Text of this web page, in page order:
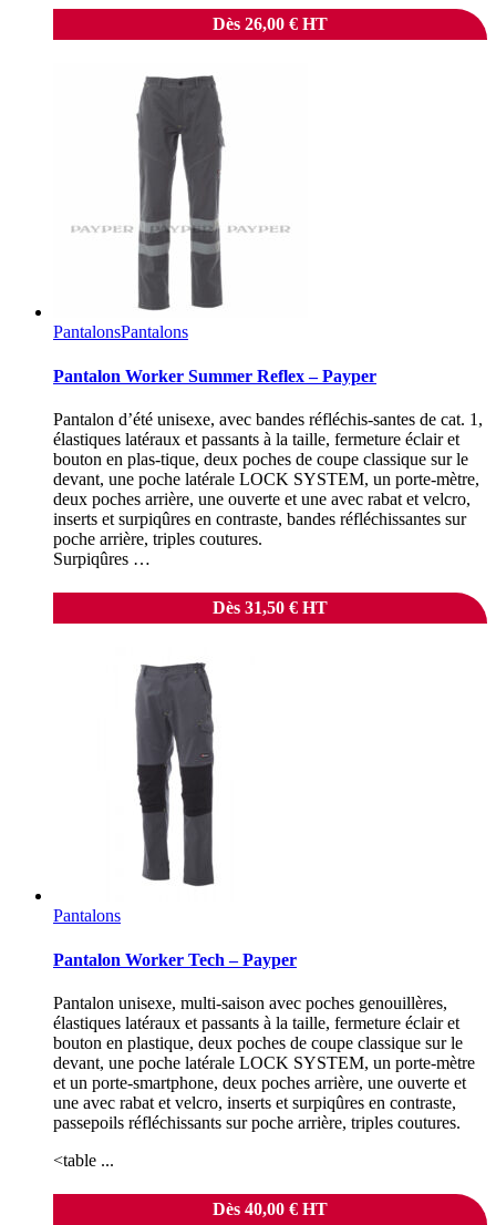
Dès 26,00 € HT
PantalonsPantalons
Pantalon Worker Summer Reflex – Payper
Pantalon d’été unisexe, avec bandes réfléchis-santes de cat. 1,
élastiques latéraux et passants à la taille, fermeture éclair et
bouton en plas-tique, deux poches de coupe classique sur le
devant, une poche latérale LOCK SYSTEM, un porte-mètre,
deux poches arrière, une ouverte et une avec rabat et velcro,
inserts et surpiqûres en contraste, bandes réfléchissantes sur
poche arrière, triples coutures.
Surpiqûres …
Dès 31,50 € HT
Pantalons
Pantalon Worker Tech – Payper
Pantalon unisexe, multi-saison avec poches genouillères,
élastiques latéraux et passants à la taille, fermeture éclair et
bouton en plastique, deux poches de coupe classique sur le
devant, une poche latérale LOCK SYSTEM, un porte-mètre
et un porte-smartphone, deux poches arrière, une ouverte et
une avec rabat et velcro, inserts et surpiqûres en contraste,
passepoils réfléchissants sur poche arrière, triples coutures.
<table ...
Dès 40,00 € HT